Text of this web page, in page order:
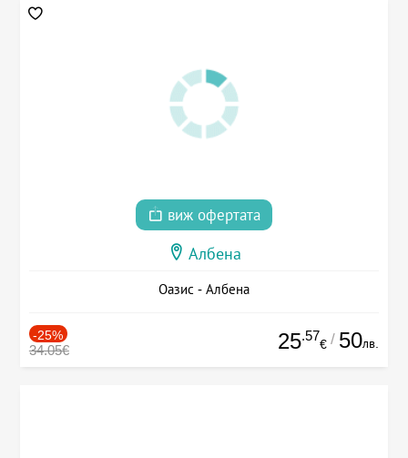
виж офертата
Албена
Оазис - Албена
-25%
34.05€ 25.57
€ / 50лв.